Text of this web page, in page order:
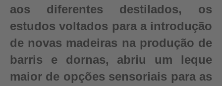
aos diferentes destilados, os
estudos voltados para a introdução
de novas madeiras na produção de
barris e dornas, abriu um leque
maior de opções sensoriais para as